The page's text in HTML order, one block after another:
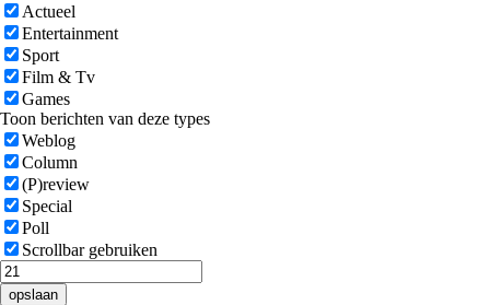
Actueel
Entertainment
Sport
Film & Tv
Games
Toon berichten van deze types
Weblog
Column
(P)review
Special
Poll
Scrollbar gebruiken
opslaan